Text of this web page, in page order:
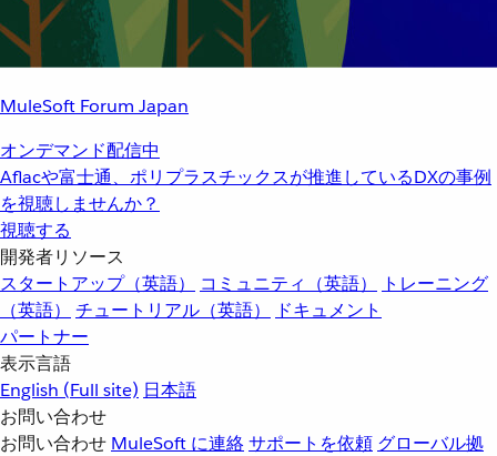
MuleSoft Forum Japan
オンデマンド配信中
Aflacや富士通、ポリプラスチックスが推進しているDXの事例
を視聴しませんか？
視聴する
開発者リソース
スタートアップ（英語）
コミュニティ（英語）
トレーニング
（英語）
チュートリアル（英語）
ドキュメント
パートナー
表示言語
English (Full site) 日本語
お問い合わせ
お問い合わせ MuleSoft に連絡サポートを依頼 グローバル拠